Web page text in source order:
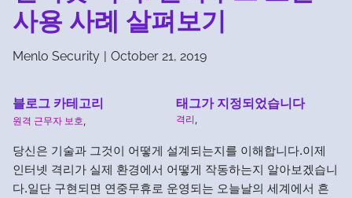
사용 사례 살펴보기
Menlo Security | October 21, 2019
블로그 카테고리
원격 근무자 보호,
태그가 지정되었습니다
격리,
당신은 기술과 그것이 어떻게 설계되는지를 이해합니다.이제
인터넷 격리가 실제 환경에서 어떻게 작동하는지 알아보겠습니
다.일단 구현되면 연중무휴로 운영되는 오늘날의 세계에서 흔